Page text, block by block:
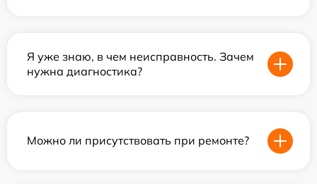
Я уже знаю, в чем неисправность. Зачем
нужна диагностика?
Можно ли присутствовать при ремонте?